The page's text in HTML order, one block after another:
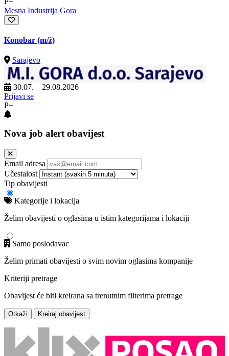
Mesna Industrija Gora
Konobar (m/ž)
Sarajevo
30.07. – 29.08.2026
Prijavi se
P+
Nova job alert obavijest
Email adresa
Učestalost
Tip obavijesti
Kategorije i lokacija
Želim obavijesti o oglasima u istim kategorijama i lokaciji
Samo poslodavac
Želim primati obavijesti o svim novim oglasima kompanije
Kriteriji pretrage
Obavijest će biti kreirana sa trenutnim filterima pretrage
Otkaži Kreiraj obavijest